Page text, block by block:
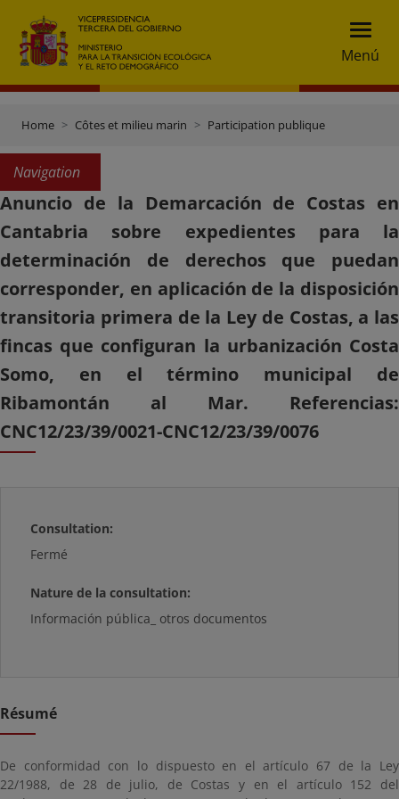
Menú
Home Côtes et milieu marin Participation publique
Navigation
Anuncio de la Demarcación de Costas en
Cantabria sobre expedientes para la
determinación de derechos que puedan
corresponder, en aplicación de la disposición
transitoria primera de la Ley de Costas, a las
fincas que configuran la urbanización Costa
Somo, en el término municipal de
Ribamontán al Mar. Referencias:
CNC12/23/39/0021-CNC12/23/39/0076
Consultation:
Fermé
Nature de la consultation:
Información pública_ otros documentos
Résumé
De conformidad con lo dispuesto en el artículo 67 de la Ley
22/1988, de 28 de julio, de Costas y en el artículo 152 del